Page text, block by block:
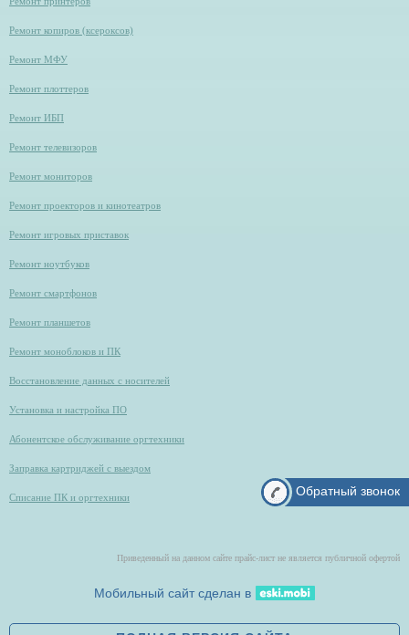
Обратный звонок
Ремонт копиров (ксероксов)
Ремонт МФУ
Ремонт плоттеров
Ремонт ИБП
Ремонт телевизоров
Ремонт мониторов
Ремонт проекторов и кинотеатров
Ремонт игровых приставок
Ремонт ноутбуков
Ремонт смартфонов
Ремонт планшетов
Ремонт моноблоков и ПК
Восстановление данных с носителей
Установка и настройка ПО
Абонентское обслуживание оргтехники
Заправка картриджей с выездом
Списание ПК и оргтехники
Приведенный на данном сайте прайс-лист не является публичной офертой
Мобильный сайт сделан в